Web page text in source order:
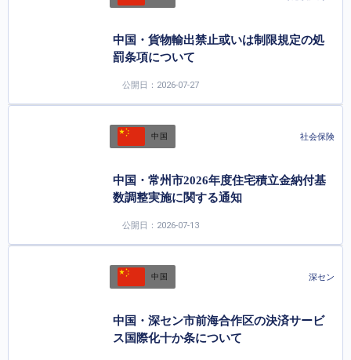
中国・貨物輸出禁止或いは制限規定の処
罰条項について
公開日：2026-07-27
中国 社会保険
中国・常州市2026年度住宅積立金納付基
数調整実施に関する通知
公開日：2026-07-13
中国 深セン
中国・深セン市前海合作区の決済サービ
ス国際化十か条について